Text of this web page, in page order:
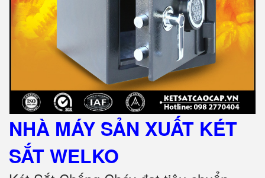
NHÀ MÁY SẢN XUẤT KÉT
SẮTWELKO